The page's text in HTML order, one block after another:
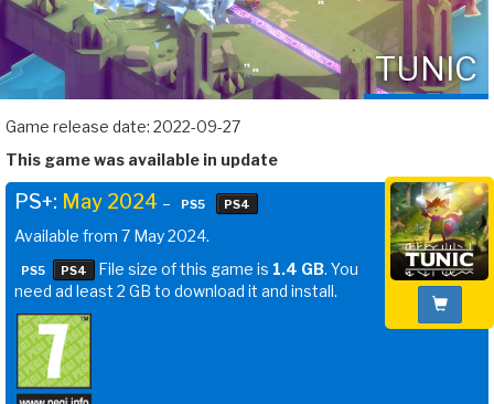
TUNIC
Game release date: 2022-09-27
This game was available in update
PS+: May 2024 – PS5 PS4
Available from 7 May 2024.
PS5 PS4 File size of this game is 1.4 GB. You
need ad least 2 GB to download it and install.